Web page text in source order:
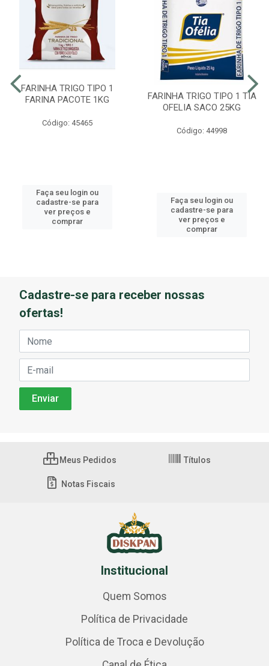
FARINHA TRIGO TIPO 1
FARINA PACOTE 1KG
Código: 45465
Faça seu login ou
cadastre-se para
ver preços e
comprar
FARINHA TRIGO TIPO 1 TIA
OFELIA SACO 25KG
Código: 44998
Faça seu login ou
cadastre-se para
ver preços e
comprar
Cadastre-se para receber nossas
ofertas!
Meus Pedidos Títulos
Notas Fiscais
Institucional
Quem Somos
Política de Privacidade
Política de Troca e Devolução